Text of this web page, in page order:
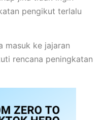
pengikut terlalu
masuk ke jajaran
rencana peningkatan